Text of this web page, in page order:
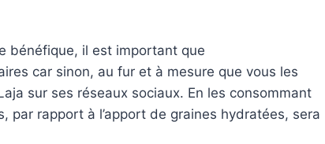
bénéfique, il est important que
car sinon, au fur et à mesure que vous les
sur ses réseaux sociaux. En les consommant
par rapport à l’apport de graines hydratées, sera